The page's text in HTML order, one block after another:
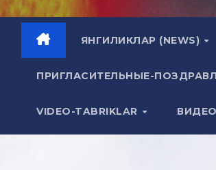
ЯНГИЛИКЛАР (NEWS)
ПРИГЛАСИТЕЛЬНЫЕ-
VIDEO-TABRIKLAR